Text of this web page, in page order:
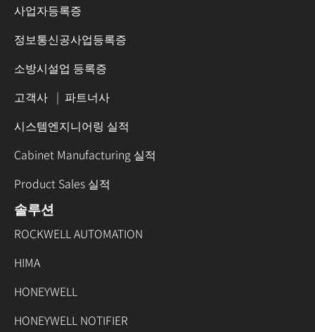
사업자등록증
정보통신공사업등록증
소방시설업 등록증
고객사 | 파트너사
시스템엔지니어링 실적
Cabinet Manufacturing 실적
Product Sales 실적
솔루션
ROCKWELL AUTOMATION
HIMA
HONEYWELL
HONEYWELL NOTIFIER